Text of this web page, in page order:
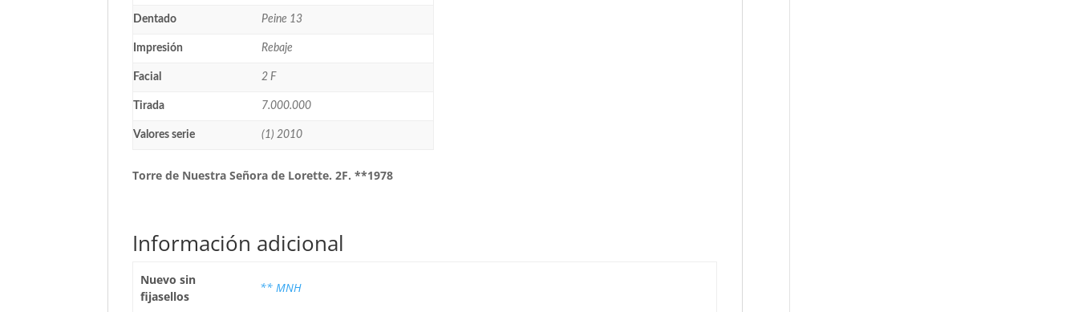
Dentado Peine 13
Impresión Rebaje
Facial 2 F
Tirada 7.000.000
Valores serie (1) 2010
Torre de Nuestra Señora de Lorette. 2F. **1978
Información adicional
Nuevo sin
fijasellos
** MNH